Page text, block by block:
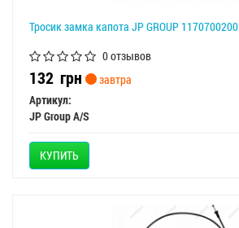
Тросик замка капота JP GROUP 1170700200
0 отзывов
132 грн
завтра
Артикул:
JP Group A/S
КУПИТЬ